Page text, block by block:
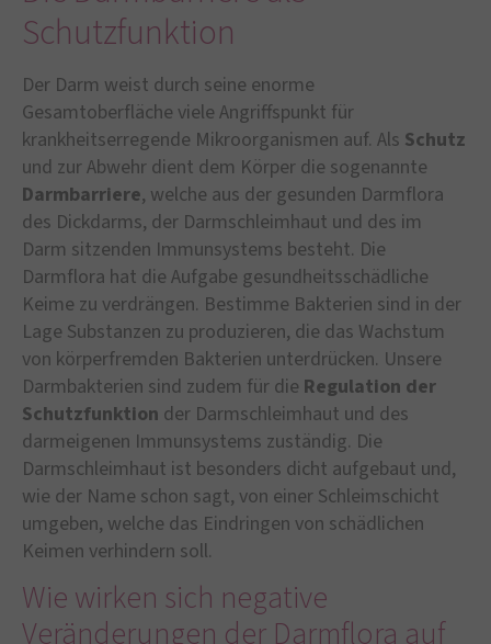
Schutzfunktion
Der Darm weist durch seine enorme
Gesamtoberfläche viele Angriffspunkt für
krankheitserregende Mikroorganismen auf. Als Schutz
und zur Abwehr dient dem Körper die sogenannte
Darmbarriere, welche aus der gesunden Darmflora
des Dickdarms, der Darmschleimhaut und des im
Darm sitzenden Immunsystems besteht. Die
Darmflora hat die Aufgabe gesundheitsschädliche
Keime zu verdrängen. Bestimme Bakterien sind in der
Lage Substanzen zu produzieren, die das Wachstum
von körperfremden Bakterien unterdrücken. Unsere
Darmbakterien sind zudem für die Regulation der
Schutzfunktion der Darmschleimhaut und des
darmeigenen Immunsystems zuständig. Die
Darmschleimhaut ist besonders dicht aufgebaut und,
wie der Name schon sagt, von einer Schleimschicht
umgeben, welche das Eindringen von schädlichen
Keimen verhindern soll.
Wie wirken sich negative
Veränderungen der Darmflora auf